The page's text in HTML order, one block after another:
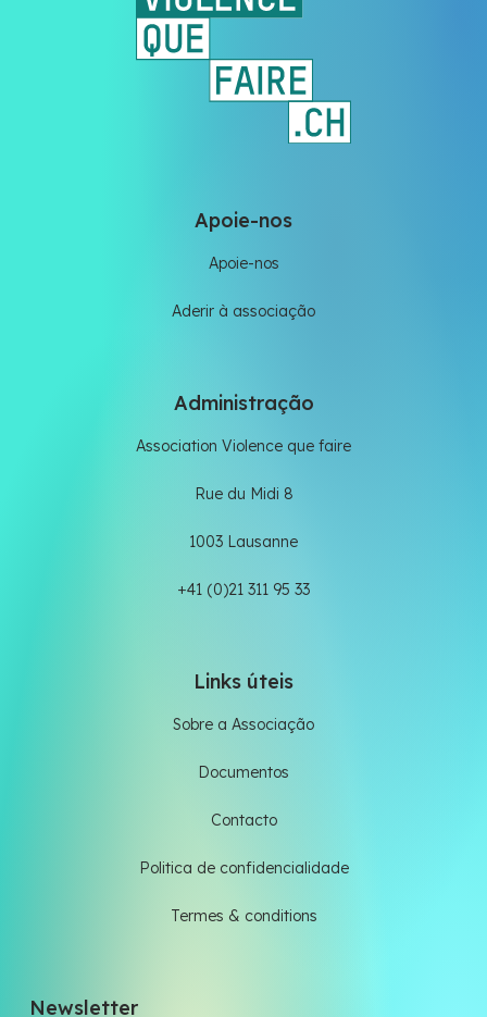
Apoie-nos
Apoie-nos
Aderir à associação
Administração
Association Violence que faire
Rue du Midi 8
1003 Lausanne
+41 (0)21 311 95 33
Links úteis
Sobre a Associação
Documentos
Contacto
Politica de confidencialidade
Termes & conditions
Newsletter